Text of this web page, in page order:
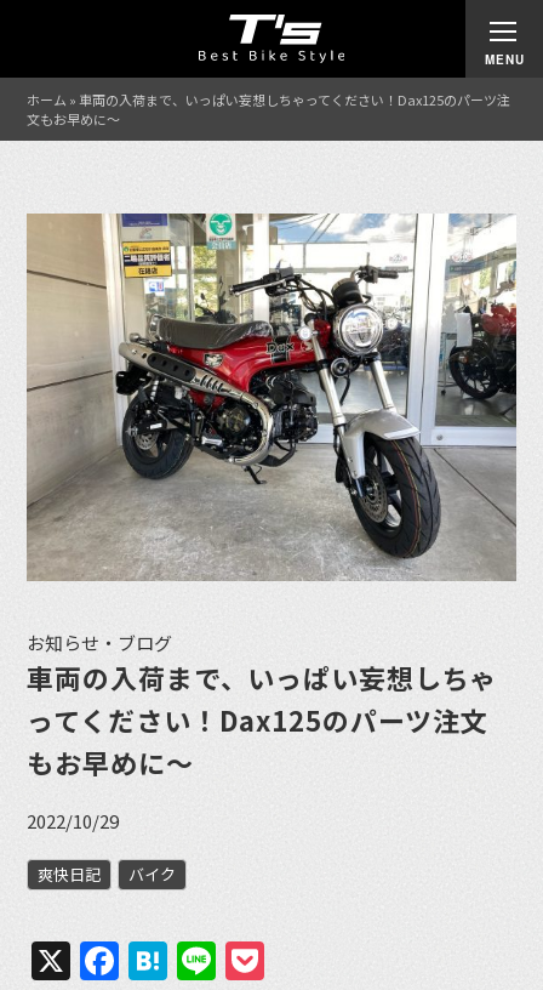
ホーム »車両の入荷まで、いっぱい妄想しちゃってください！Dax125のパーツ注
文もお早めに〜
お知らせ・ブログ
車両の入荷まで、いっぱい妄想しちゃ
ってください！Dax125のパーツ注文
もお早めに〜
2022/10/29
爽快日記 バイク
X Facebook
Hatena
Line